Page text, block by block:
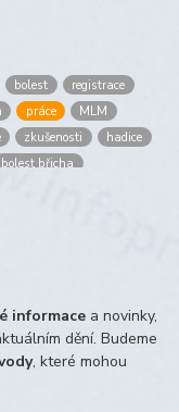
bolest
registrace
práce
MLM
zkušenosti
hadice
bolest břicha
informace a novinky,
dění. Budeme
, které mohou